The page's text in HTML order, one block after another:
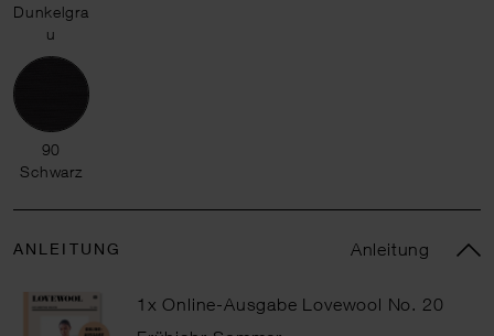
Dunkelgra
u
90 Schwarz
90
Schwarz
ANLEITUNG Anleitung
1x Online-Ausgabe Lovewool No. 20